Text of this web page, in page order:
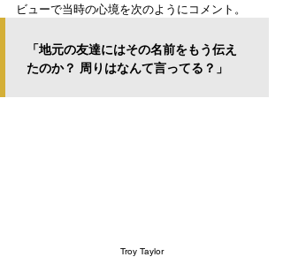
ビューで当時の心境を次のようにコメント。
「地元の友達にはその名前をもう伝え
たのか？ 周りはなんて言ってる？」
Troy Taylor